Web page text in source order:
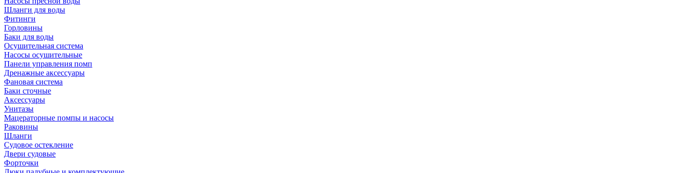
Шланги для воды
Фитинги
Горловины
Баки для воды
Осушительная система
Насосы осушительные
Панели управления помп
Дренажные аксессуары
Фановая система
Баки сточные
Аксессуары
Унитазы
Мацераторные помпы и насосы
Раковины
Шланги
Судовое остекление
Двери судовые
Форточки